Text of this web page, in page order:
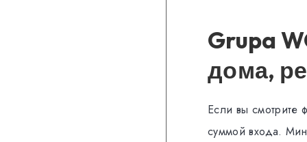
Grupa
дома,
Если вы смотрите
суммой входа.